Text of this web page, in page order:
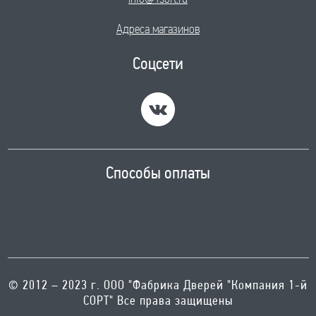
Адреса магазинов
Соцсети
Способы оплаты
© 2012 – 2023 г. ООО "Фабрика Дверей "Компания 1-й
СОРТ" Все права защищены